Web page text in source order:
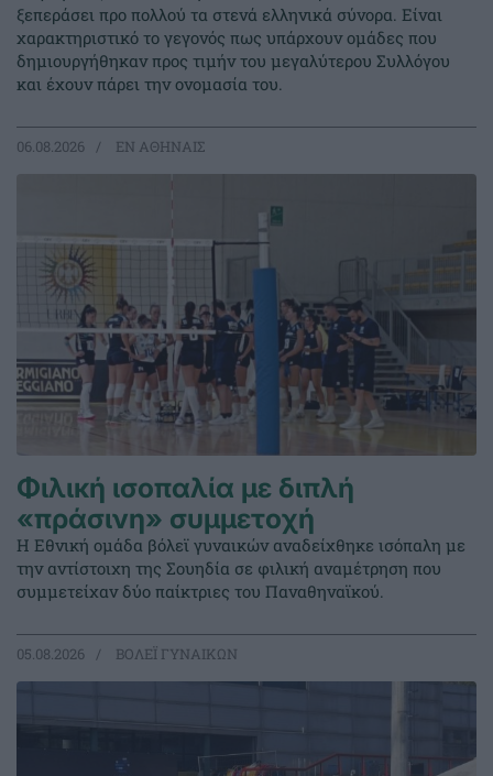
ξεπεράσει προ πολλού τα στενά ελληνικά σύνορα. Είναι
χαρακτηριστικό το γεγονός πως υπάρχουν ομάδες που
δημιουργήθηκαν προς τιμήν του μεγαλύτερου Συλλόγου
και έχουν πάρει την ονομασία του.
06.08.2026 EΝ ΑΘΗΝΑΙΣ
Φιλική ισοπαλία με διπλή
«πράσινη» συμμετοχή
Η Εθνική ομάδα βόλεϊ γυναικών αναδείχθηκε ισόπαλη με
την αντίστοιχη της Σουηδία σε φιλική αναμέτρηση που
συμμετείχαν δύο παίκτριες του Παναθηναϊκού.
05.08.2026 ΒΟΛΕΪ ΓΥΝΑΙΚΩΝ